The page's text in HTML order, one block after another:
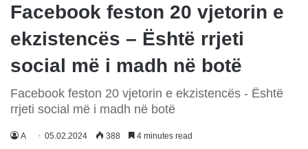
Facebook feston 20 vjetorin e
ekzistencës – Është rrjeti
social më i madh në botë
Facebook feston 20 vjetorin e ekzistencës - Është
rrjeti social më i madh në botë
A 05.02.2024 388 4 minutes read